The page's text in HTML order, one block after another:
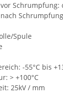
Schrumpfung:
Spule
-55°C bis
> +100°C
25kV / mm